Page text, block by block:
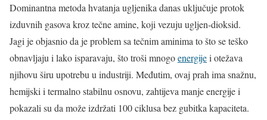
Dominantna metoda hvatanja ugljenika danas uključuje protok
izduvnih gasova kroz tečne amine, koji vezuju ugljen-dioksid.
Jagi je objasnio da je problem sa tečnim aminima to što se teško
obnavljaju i lako isparavaju, što troši mnogoenergijei otežava
njihovu širu upotrebu u industriji. Međutim, ovaj prah ima snažnu,
hemijski i termalno stabilnu osnovu, zahtijeva manje energije i
pokazali su da može izdržati 100 ciklusa bez gubitka kapaciteta.